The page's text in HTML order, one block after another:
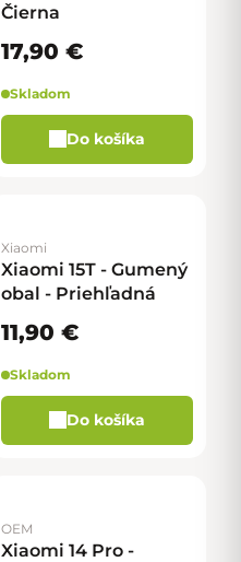
Čierna
17,90 €
Skladom
Do košíka
Xiaomi
Xiaomi 15T - Gumený
obal - Priehľadná
11,90 €
Skladom
Do košíka
OEM
Xiaomi 14 Pro -